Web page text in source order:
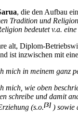
, die den Aufbau
Tradition und
bedeutet v.a.
alt, Diplom-
ist inzwischen mit
mich in meinem ganz
mich, wie oben
schreibe und damit
(s.o.[3] ) sowie